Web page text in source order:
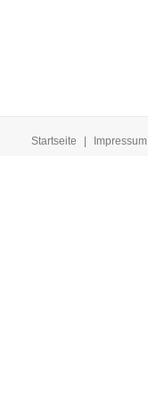
Startseite Impressum